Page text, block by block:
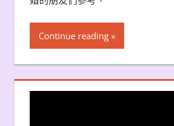
Continue reading